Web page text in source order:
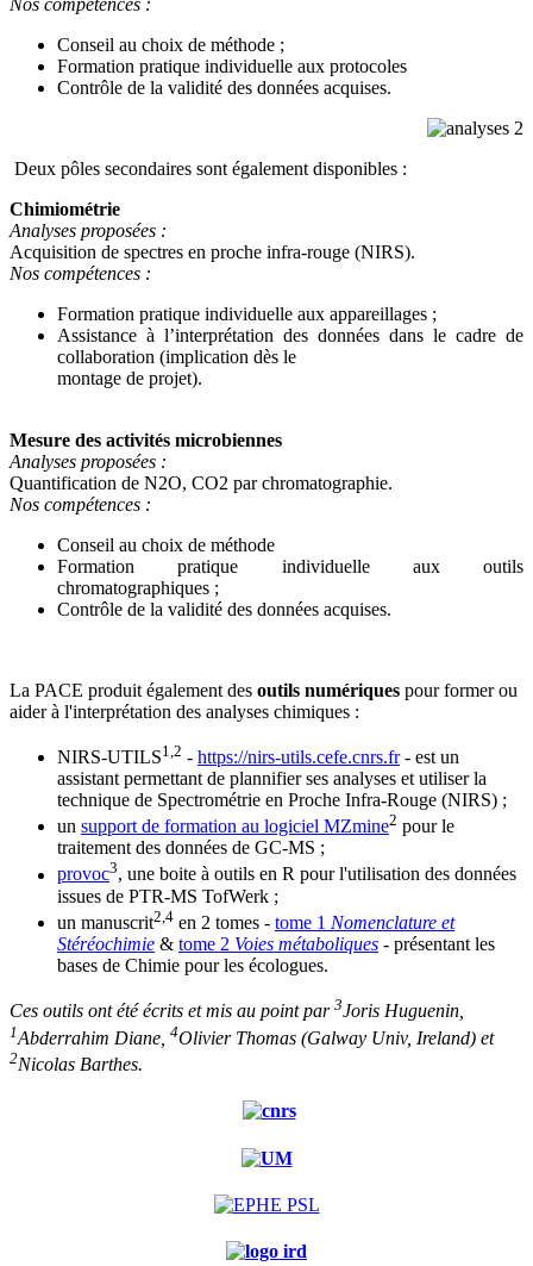
Conseil au choix de méthode ;
Formation pratique individuelle aux protocoles
Contrôle de la validité des données acquises.
Deux pôles secondaires sont également disponibles :
Chimiométrie
Analyses proposées :
Acquisition de spectres en proche infra-rouge (NIRS).
Nos compétences :
Formation pratique individuelle aux appareillages ;
Assistance à l’interprétation des données dans le cadre de
collaboration (implication dès le
montage de projet).
Mesure des activités microbiennes
Analyses proposées :
Quantification de N2O, CO2 par chromatographie.
Nos compétences :
Conseil au choix de méthode
Formation pratique individuelle aux outils
chromatographiques ;
Contrôle de la validité des données acquises.
La PACE produit également des outils numériques pour former ou
aider à l'interprétation des analyses chimiques :
NIRS-UTILS1,2 - https://nirs-utils.cefe.cnrs.fr- est un
assistant permettant de plannifier ses analyses et utiliser la
technique de Spectrométrie en Proche Infra-Rouge (NIRS) ;
un support de formation au logiciel MZmine2 pour le
traitement des données de GC-MS ;
provoc3, une boite à outils en R pour l'utilisation des données
issues de PTR-MS TofWerk ;
un manuscrit2,4 en 2 tomes - tome 1 Nomenclature et
Stéréochimie & tome 2 Voies métaboliques - présentant les
bases de Chimie pour les écologues.
Ces outils ont été écrits et mis au point par 3Joris Huguenin,
1Abderrahim Diane, 4Olivier Thomas (Galway Univ, Ireland) et
2Nicolas Barthes.